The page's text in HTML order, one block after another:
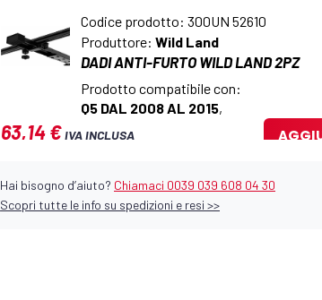
Codice prodotto: 300UN 52610
Produttore:Wild Land
DADI ANTI-FURTO WILD LAND 2PZ
Prodotto compatibile con:
Q5 DAL 2008 AL 2015,
63,14 €IVA INCLUSA
Codice prodotto: 300UN 52472
Hai bisogno d’aiuto? Chiamaci 0039 039 608 04 30
Scopri tutte le info su spedizioni e resi >>